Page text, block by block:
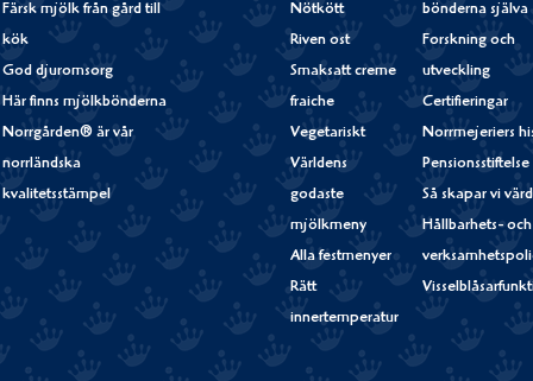
Färsk mjölk från gård till
kök
God djuromsorg
Här finns mjölkbönderna
Norrgården® är vår
norrländska
kvalitetsstämpel
Nötkött
Riven ost
Smaksatt creme
fraiche
Vegetariskt
Världens
godaste
mjölkmeny
Alla festmenyer
Rätt
innertemperatur
bönderna själva
Forskning och
utveckling
Certifieringar
Norrmejeriers
Pensionsstiftelse
Så skapar vi
Hållbarhets- och